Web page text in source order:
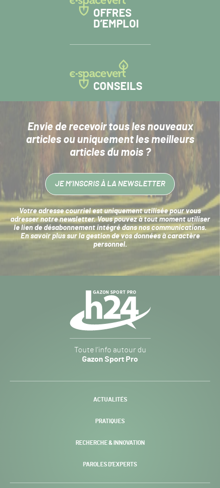
OFFRES
D’EMPLOI
CONSEILS
Envie de recevoir tous les nouveaux
articlesou uniquement les meilleurs
articles du mois ?
JE M’INSCRIS À LA NEWSLETTER
Votre adresse courriel est uniquement utilisée pour vous
adresser notre newsletter. Vous pouvez à tout moment utiliser
le lien de désabonnement intégré dans nos communications.
En savoir plus sur la gestion de vos données à caractère
personnel.
Sport
Pro
-
Toute l’info autour du
Gazon Sport Pro
ACTUALITÉS
PRATIQUES
RECHERCHE & INNOVATION
PAROLES D’EXPERTS